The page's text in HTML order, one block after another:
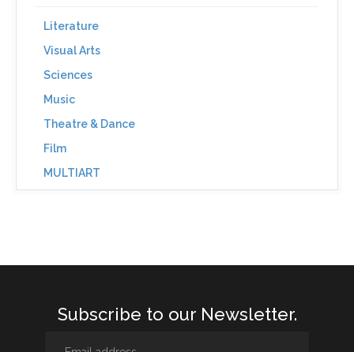
Literature
Visual Arts
Sciences
Music
Theatre & Dance
Film
MULTIART
Subscribe to our Newsletter.